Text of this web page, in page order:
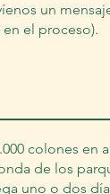
un
el proceso).
colones en
de los
uno o dos